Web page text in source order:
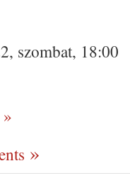
szombat, 18:00